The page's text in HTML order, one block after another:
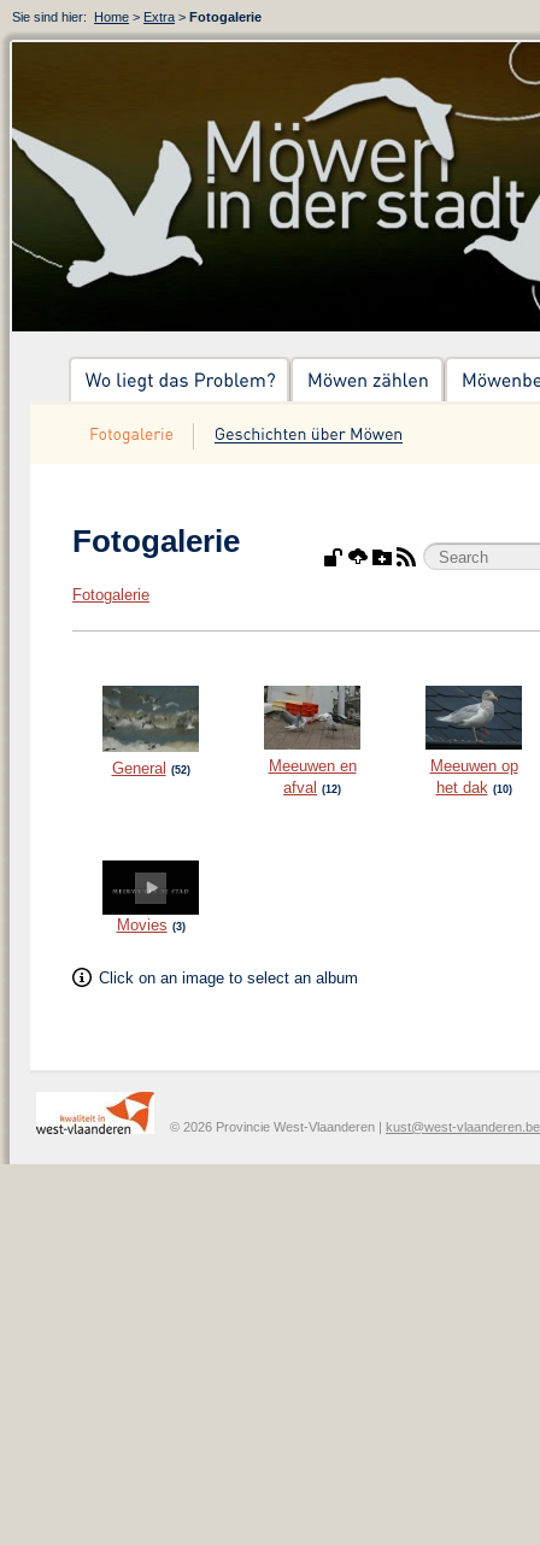
Sie sind hier: Home > Extra > Fotogalerie
Fotogalerie
Fotogalerie
General 52
Meeuwen en
afval
12
Meeuwen op
het dak
10
Movies 3
Click on an image to select an album
© 2026 Provincie West-Vlaanderen | kust@west-vlaanderen.be